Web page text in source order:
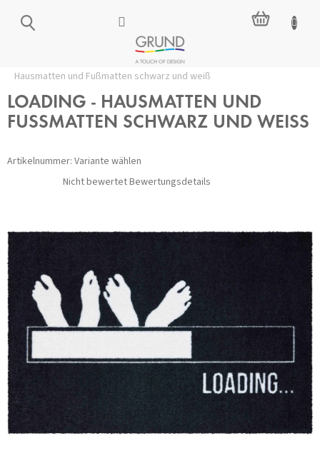
Inhalt
springen
/ Matten und Läufer
Hausmatten und Fußmatten schwarz und weiß
LOADING - HAUSMATTEN UND
FUSSMATTEN SCHWARZ UND WEISS
Artikelnummer: Variante wählen
Die
durchschnittliche
5
Sternen.
Nicht bewertetBewertungsdetails